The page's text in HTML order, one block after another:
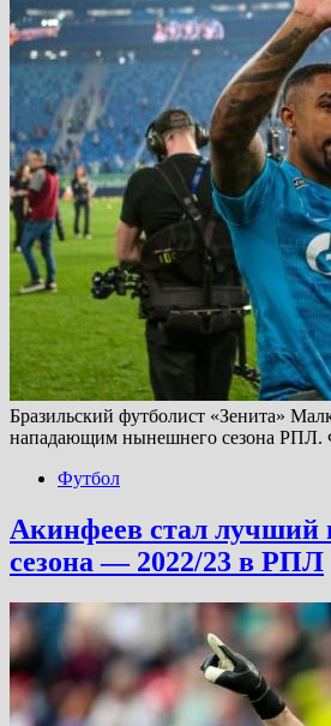
Бразильский футболист «Зенита»
нападающим нынешнего сезона
Футбол
Акинфеев стал лучший
сезона — 2022/23 в РПЛ